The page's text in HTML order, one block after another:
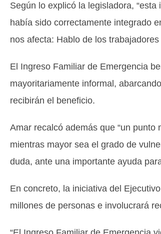
Según lo explicó la legisladora,
había sido correctamente integrado
nos afecta: Hablo de los
El Ingreso Familiar de Emergencia
mayoritariamente informal,
recibirán el beneficio.
Amar recalcó además que “un
mientras mayor sea el grado de
duda, ante una importante ayuda
En concreto, la iniciativa del
millones de personas e involucrará